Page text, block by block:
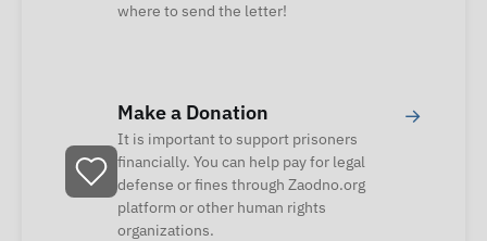
where to send the letter!
Make a Donation
It is important to support prisoners
financially. You can help pay for legal
defense or fines through Zaodno.org
platform or other human rights
organizations.
→